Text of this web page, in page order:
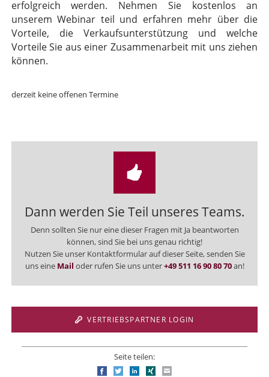
erfolgreich werden. Nehmen Sie kostenlos an
unserem Webinar teil und erfahren mehr über die
Vorteile, die Verkaufsunterstützung und welche
Vorteile Sie aus einer Zusammenarbeit mit uns ziehen
können.
derzeit keine offenen Termine
Dann werden Sie Teil unseres Teams.
Denn sollten Sie nur eine dieser Fragen mit Ja beantworten
können, sind Sie bei uns genau richtig!
Nutzen Sie unser Kontaktformular auf dieser Seite, senden Sie
uns eine Mail oder rufen Sie uns unter+49 511 16 90 80 70an!
VERTRIEBSPARTNER LOGIN
Seite teilen:
FacebookTwitterLinkedIn
Xing